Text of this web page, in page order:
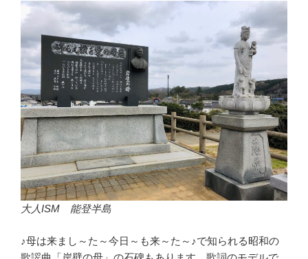
大人ISM 能登半島
♪母は来まし～た～今日～も来～た～♪で知られる昭和の